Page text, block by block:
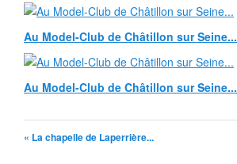
Au Model-Club de Châtillon sur Seine...
Au Model-Club de Châtillon sur Seine...
« La chapelle de Laperrière...